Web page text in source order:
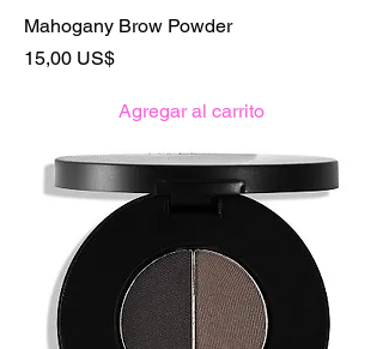
Mahogany Brow Powder
Precio
15,00 US$
Agregar al carrito